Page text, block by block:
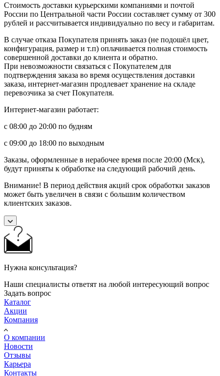
Стоимость доставки курьерскими компаниями и почтой
России по Центральной части России составляет сумму от 300
рублей и рассчитывается индивидуально по весу и габаритам.
В случае отказа Покупателя принять заказ (не подошёл цвет,
конфигурация, размер и т.п) оплачивается полная стоимость
совершенной доставки до клиента и обратно.
При невозможности связаться с Покупателем для
подтверждения заказа во время осуществления доставки
заказа, интернет-магазин продлевает хранение на складе
перевозчика за счет Покупателя.
Интернет-магазин работает:
с 08:00 до 20:00 по будням
с 09:00 до 18:00 по выходным
Заказы, оформленные в нерабочее время после 20:00 (Мск),
будут приняты к обработке на следующий рабочий день.
Внимание! В период действия акций срок обработки заказов
может быть увеличен в связи с большим количеством
клиентских заказов.
Нужна консультация?
Наши специалисты ответят на любой интересующий вопрос
Задать вопрос
Каталог
Акции
Компания
О компании
Новости
Отзывы
Карьера
Контакты